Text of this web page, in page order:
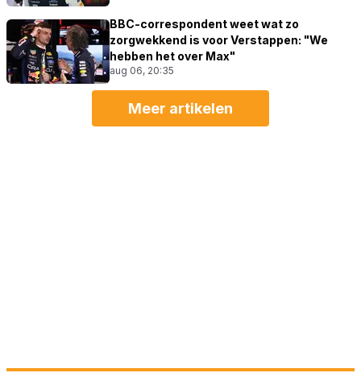
BBC-correspondent weet wat zo
zorgwekkend is voor Verstappen: "We
hebben het over Max"
aug 06, 20:35
Meer artikelen